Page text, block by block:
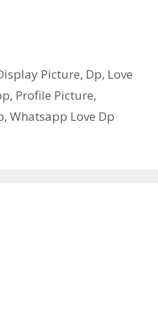
Picture, Dp, Love
, Profile Picture,
, Whatsapp Love Dp